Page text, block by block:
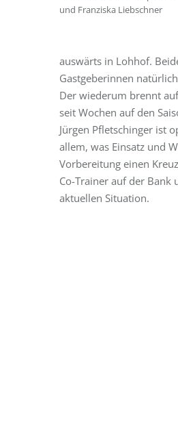
und Franziska Liebschner
auswärts in Lohhof.
Gastgeberinnen
Der wiederum brennt
seit Wochen auf den
Jürgen Pfletschinger ist
allem, was Einsatz und
Vorbereitung einen
Co-Trainer auf der Bank
aktuellen Situation.